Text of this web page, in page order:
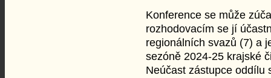
Konference se může
rozhodovacím se jí
regionálních svazů (7) a
sezóně 2024-25 krajské
Neúčast zástupce oddílu